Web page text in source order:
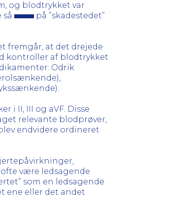
og blodtrykket var
på ”skadestedet”
fremgår, at det drejede
kontroller af blodtrykket
Odrik
i II, III og aVF. Disse
relevante blodprøver,
endvidere ordineret
være ledsagende
som en ledsagende
ene eller det andet